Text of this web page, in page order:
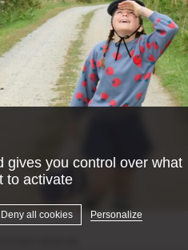
gives you control over what
to activate
Deny all cookies Personalize